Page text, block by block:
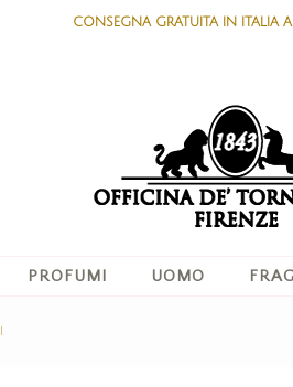
CONSEGNA GRATUITA IN ITALIA
PROFUMI UOMO